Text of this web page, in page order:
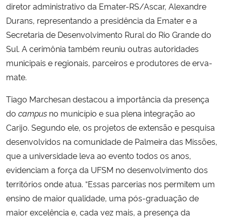
diretor administrativo da Emater-RS/Ascar, Alexandre
Durans, representando a presidência da Emater e a
Secretaria de Desenvolvimento Rural do Rio Grande do
Sul. A cerimônia também reuniu outras autoridades
municipais e regionais, parceiros e produtores de erva-
mate.
Tiago Marchesan destacou a importância da presença
do campus no município e sua plena integração ao
Carijo. Segundo ele, os projetos de extensão e pesquisa
desenvolvidos na comunidade de Palmeira das Missões,
que a universidade leva ao evento todos os anos,
evidenciam a força da UFSM no desenvolvimento dos
territórios onde atua. “Essas parcerias nos permitem um
ensino de maior qualidade, uma pós-graduação de
maior excelência e, cada vez mais, a presença da